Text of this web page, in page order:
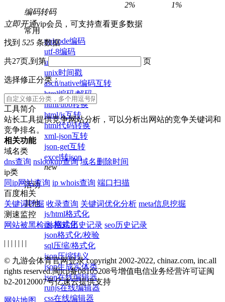
编码转码
常用
unicode编码
utf-8编码
url编码/解码
unix时间戳
ascii/native编码互转
html编码/解码
html/ubb转换
html/js互转
html代码转换
xml-json互转
json-get互转
excel转json
new
活动
其他
js/html格式化
css格式化
json格式化/校验
sql压缩/格式化
json压缩转义
json生成实体类
json在线编辑器
runjs在线编辑器
css在线编辑器
2%
1%
立即开通vip会员，可支持查看更多数据
找到 525 条数据
共27页,到第 页
选择修正分类：
工具简介
站长工具提供竞争网站分析，可以分析出网站的竞争关键词和
竞争排名。
相关功能
域名类
dns查询 nslookup查询 域名删除时间
ip类
同ip网站查询 ip whois查询 端口扫描
百度相关
关键词挖掘 收录查询 关键词优化分析 meta信息挖掘
测速监控
网站被黑检测 网站历史记录 seo历史记录
| | | | | | |
© 九游会体育官网登录 copyright 2002-2022, chinaz.com, inc.all
rights reserved.闽icp备08105208号增值电信业务经营许可证闽
b2-20120007号亿速云提供支持
网站地图